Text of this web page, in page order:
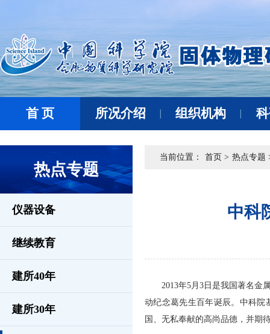
首 页 所况介绍 组织机构
热点专题
仪器设备
继续教育
建所40年
建所30年
当前位置： 首页 > 热点专题
中科
2013年5月3日是我国著名金
动纪念葛先生百年诞辰。中科院
国、无私奉献的高尚品德，并期